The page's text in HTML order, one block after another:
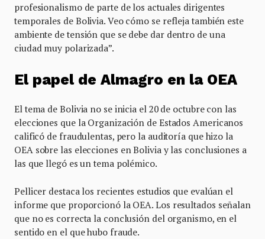
profesionalismo de parte de los actuales dirigentes
temporales de Bolivia. Veo cómo se refleja también este
ambiente de tensión que se debe dar dentro de una
ciudad muy polarizada”.
El papel de Almagro en la OEA
El tema de Bolivia no se inicia el 20 de octubre con las
elecciones que la Organización de Estados Americanos
calificó de fraudulentas, pero la auditoría que hizo la
OEA sobre las elecciones en Bolivia y las conclusiones a
las que llegó es un tema polémico.
Pellicer destaca los recientes estudios que evalúan el
informe que proporcionó la OEA. Los resultados señalan
que no es correcta la conclusión del organismo, en el
sentido en el que hubo fraude.